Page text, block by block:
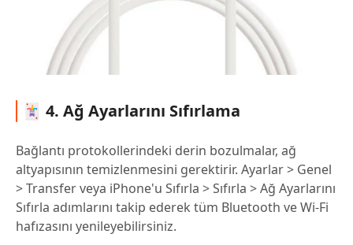
🃏 4. Ağ Ayarlarını Sıfırlama
Bağlantı protokollerindeki derin bozulmalar, ağ
altyapısının temizlenmesini gerektirir. Ayarlar > Genel
> Transfer veya iPhone'u Sıfırla > Sıfırla > Ağ Ayarlarını
Sıfırla adımlarını takip ederek tüm Bluetooth ve Wi-Fi
hafızasını yenileyebilirsiniz.